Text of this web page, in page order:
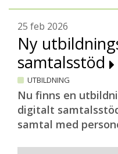
25 feb 2026
Ny
samtalsstöd
UTBILDNING
Nu finns en
digitalt
samtal med